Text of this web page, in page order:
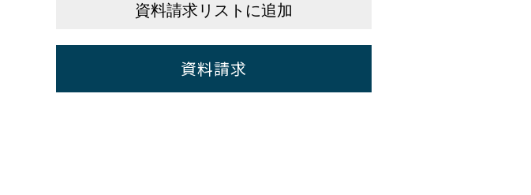
資料請求リストに追加
資料請求